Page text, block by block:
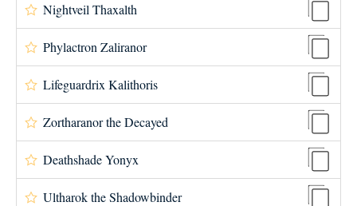
Nightveil Thaxalth
Phylactron Zaliranor
Lifeguardrix Kalithoris
Zortharanor the Decayed
Deathshade Yonyx
Ultharok the Shadowbinder